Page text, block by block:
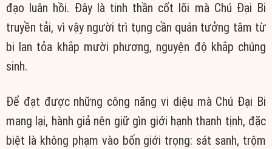
đạo luân hồi. Đây là tinh thần cốt lõi mà Chú Đại Bi
truyền tải, vì vậy người trì tụng cần quán tưởng tâm từ
bi lan tỏa khắp mười phương, nguyện độ khắp chúng
sinh.
Để đạt được những công năng vi diệu mà Chú Đại Bi
mang lại, hành giả nên giữ gìn giới hạnh thanh tịnh, đặc
biệt là không phạm vào bốn giới trọng: sát sanh, trộm